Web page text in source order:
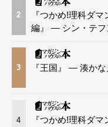
2
『つかめ!理科ダ
編』 — シン・テフ
3 『王国』 — 湊か
4
『つかめ!理科ダ